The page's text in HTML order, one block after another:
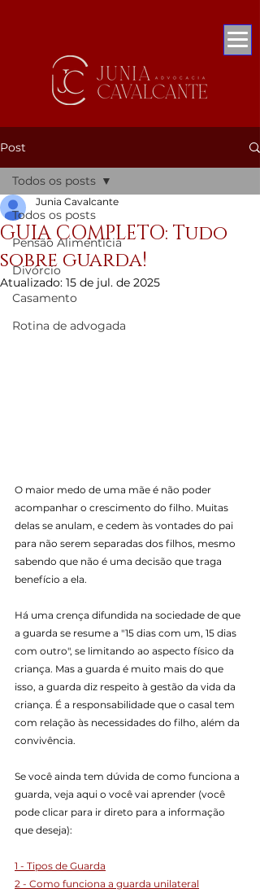
Post
Todos os posts
Pensão Alimentícia
Divórcio
Casamento
Rotina de advogada
Todos os posts
GUIA COMPLETO: Tudo
sobre guarda!
Junia Cavalcante
Atualizado: 15 de jul. de 2025
O maior medo de uma mãe é não poder
acompanhar o crescimento do filho. Muitas
delas se anulam, e cedem às vontades do pai
para não serem separadas dos filhos, mesmo
sabendo que não é uma decisão que traga
benefício a ela.
Há uma crença difundida na sociedade de que
a guarda se resume a "15 dias com um, 15 dias
com outro", se limitando ao aspecto físico da
criança. Mas a guarda é muito mais do que
isso, a guarda diz respeito à gestão da vida da
criança. É a responsabilidade que o casal tem
com relação às necessidades do filho, além da
convivência.
Se você ainda tem dúvida de como funciona a
guarda, veja aqui o você vai aprender (você
pode clicar para ir direto para a informação
que deseja):
1 - Tipos de Guarda
2 - Como funciona a guarda unilateral